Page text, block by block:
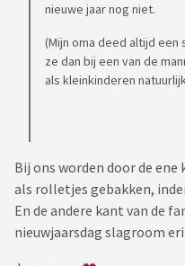
nieuwe jaar nog niet.
(Mijn oma deed altijd
ze dan bij een van de
als kleinkinderen
Bij ons worden door de
als rolletjes gebakken,
En de andere kant van de
nieuwjaarsdag slagroom